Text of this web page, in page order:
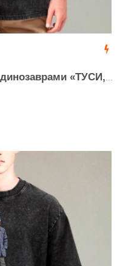
«ТУСИ, ПОКА НЕ ВЫМЕР!»